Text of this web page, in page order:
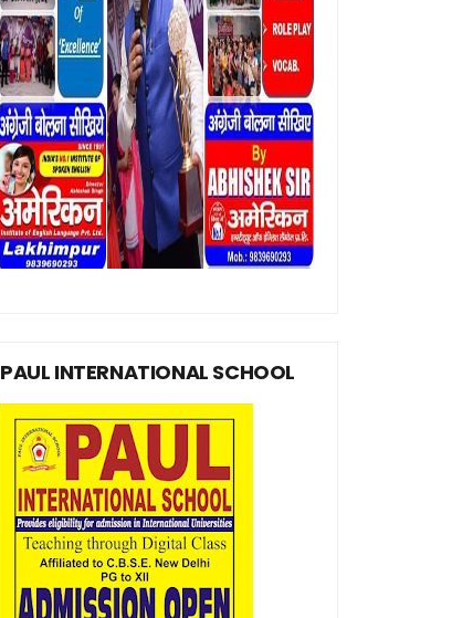
PAUL INTERNATIONAL SCHOOL